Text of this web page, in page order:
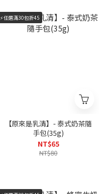
⚡️任選滿30包折45
【原來是乳清】- 泰式奶茶隨
手包(35g)
NT$65
NT$80